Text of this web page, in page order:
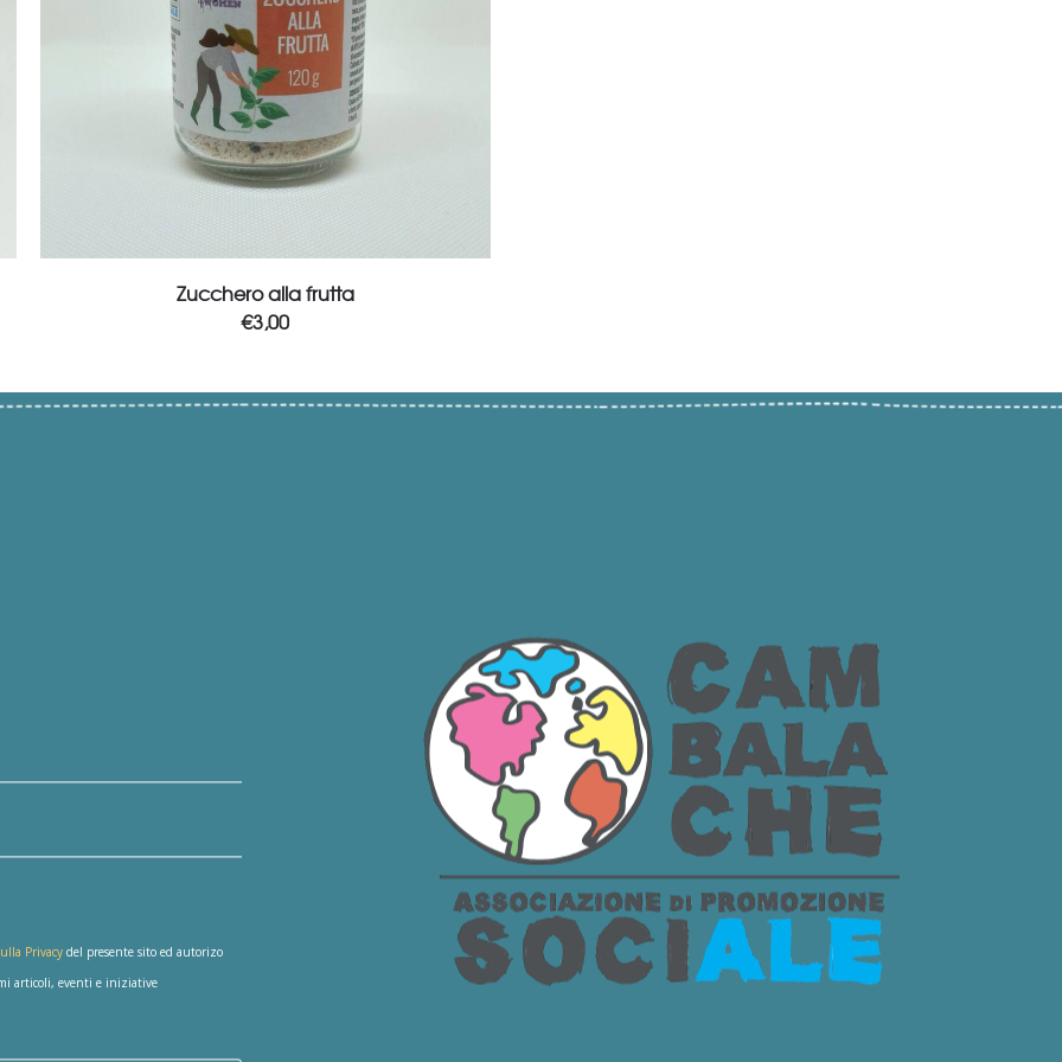
Add to cart
Zucchero alla frutta
€3,00
Privacy del presente sito ed autorizo
articoli, eventi e iniziative